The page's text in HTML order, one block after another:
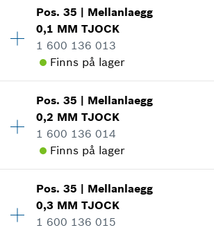
13,13 kr*
Lägg till i kundvagn
Visa som illustration
15,04 kr*
Prisgrupp:10
Reservdelsinformationer
Användningsbevis
10,61 kr*
Pos.35 | Mellanlaegg
0,1 MM TJOCK
1 600 136 013
Finns på lager
Tillgänglighet 1
Prisgrupp:13
Reservdelsinformationer
Användningsbevis
Visa som illustration
Pos.35 | Mellanlaegg
0,2 MM TJOCK
1 600 136 014
Finns på lager
Tillgänglighet 1
Prisgrupp:13
Reservdelsinformationer
Pos.35 | Mellanlaegg
0,3 MM TJOCK
1 600 136 015